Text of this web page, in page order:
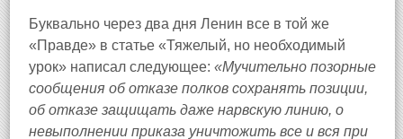
Буквально через два дня Ленин все в той же
«Правде» в статье «Тяжелый, но необходимый
урок» написал следующее: «Мучительно позорные
сообщения об отказе полков сохранять позиции,
об отказе защищать даже нарвскую линию, о
невыполнении приказа уничтожить все и вся при